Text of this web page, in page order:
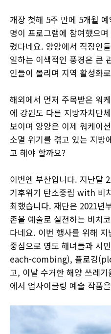
개장 첫해 5주 만에 5개월
명이 프로그램에 참여했으
렸다네요. 양양에서 직장인
일하는 이색적인 풍경은 큰
인들이 몰리며 지역 활성화
해외에서 먼저 주목받은 워
에 강원도 다른 지방자치단
보이며 양양은 이제 워케이
소멸 위기를 겪고 있는 지방
고 해야 할까요?
이번엔 부산입니다. 지난달
기후위기 탄소중립 with 비
최했습니다. 재단은 2021년
존을 예술로 실천하는 비치
다네요. 이번 행사를 위해
중심으로 영도 해녀들과 시
each-combing), 플로깅
고, 이날 수거한 해양 쓰레
에서 업사이클링 예술 작품